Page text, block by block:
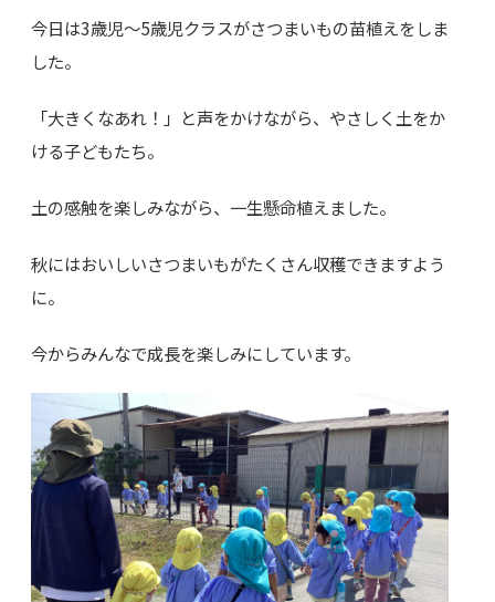
今日は3歳児～5歳児クラスがさつまいもの苗植えをしま
した。
「大きくなあれ！」と声をかけながら、やさしく土をか
ける子どもたち。
土の感触を楽しみながら、一生懸命植えました。
秋にはおいしいさつまいもがたくさん収穫できますよう
に。
今からみんなで成長を楽しみにしています。